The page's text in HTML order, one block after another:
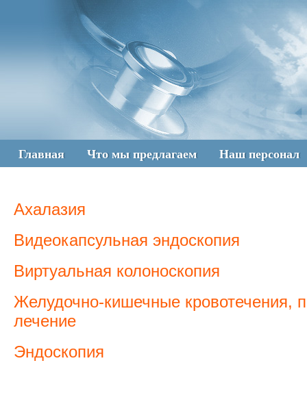
Главная Что мы предлагаем Наш персонал
Ахалазия
Видеокапсульная эндоскопия
Виртуальная колоноскопия
Желудочно-кишечные кровотечения,
лечение
Эндоскопия